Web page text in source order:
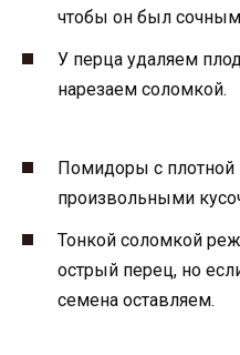
чтобы он был
У перца удаляем
нарезаем соломкой.
Помидоры с
произвольными
Тонкой соломкой
острый перец, но
семена оставляем.